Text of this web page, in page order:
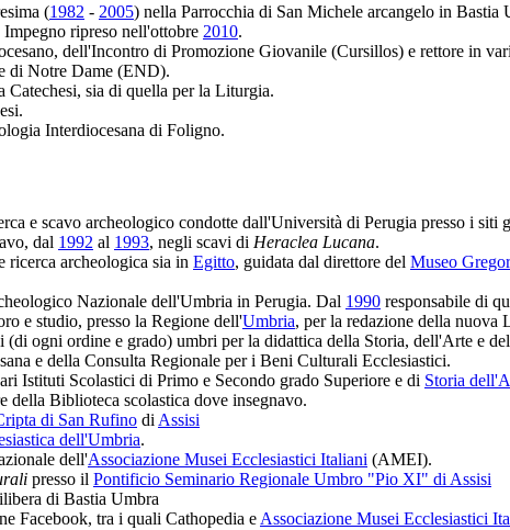
(1982 - 2005) nella Parrocchia di San Michele arcangelo in Bastia
ripreso nell'ottobre 2010.
dell'Incontro di Promozione Giovanile (Cursillos) e rettore in
di Notre Dame (END).
Catechesi, sia di quella per la Liturgia.
Interdiocesana di Foligno.
e scavo archeologico condotte dall'Università di Perugia presso i siti
dal 1992 al 1993, negli scavi di Heraclea Lucana.
ricerca archeologica sia in Egitto, guidata dal direttore del Museo
Nazionale dell'Umbria in Perugia. Dal 1990 responsabile di
e studio, presso la Regione dell'Umbria, per la redazione della nuova
(di ogni ordine e grado) umbri per la didattica della Storia, dell'Arte e
e della Consulta Regionale per i Beni Culturali Ecclesiastici.
Istituti Scolastici di Primo e Secondo grado Superiore e di Storia
della Biblioteca scolastica dove insegnavo.
di San Rufino di Assisi
dell'Umbria.
dell'Associazione Musei Ecclesiastici Italiani (AMEI).
presso il Pontificio Seminario Regionale Umbro "Pio XI" di Assisi
di Bastia Umbra
Facebook, tra i quali Cathopedia e Associazione Musei Ecclesiastici